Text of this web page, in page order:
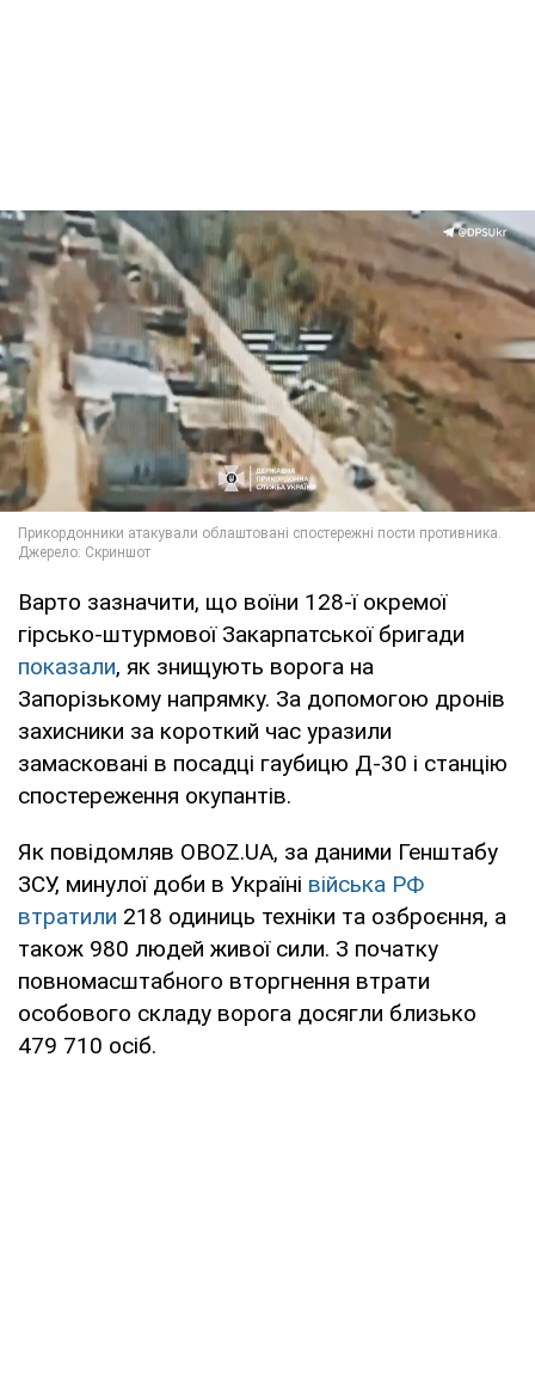
Варто зазначити, що воїни 128-ї окремої
гірсько-штурмової Закарпатської бригади
показали, як знищують ворога на
Запорізькому напрямку. За допомогою дронів
захисники за короткий час уразили
замасковані в посадці гаубицю Д-30 і станцію
спостереження окупантів.
Як повідомляв OBOZ.UA, за даними Генштабу
ЗСУ, минулої доби в Україні війська РФ
втратили 218 одиниць техніки та озброєння, а
також 980 людей живої сили. З початку
повномасштабного вторгнення втрати
особового складу ворога досягли близько
479 710 осіб.